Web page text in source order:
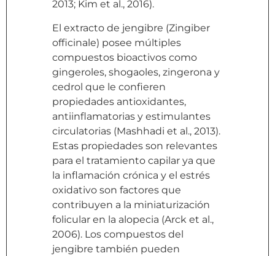
2013; Kim et al., 2016).
El extracto de jengibre (Zingiber
officinale) posee múltiples
compuestos bioactivos como
gingeroles, shogaoles, zingerona y
cedrol que le confieren
propiedades antioxidantes,
antiinflamatorias y estimulantes
circulatorias (Mashhadi et al., 2013).
Estas propiedades son relevantes
para el tratamiento capilar ya que
la inflamación crónica y el estrés
oxidativo son factores que
contribuyen a la miniaturización
folicular en la alopecia (Arck et al.,
2006). Los compuestos del
jengibre también pueden